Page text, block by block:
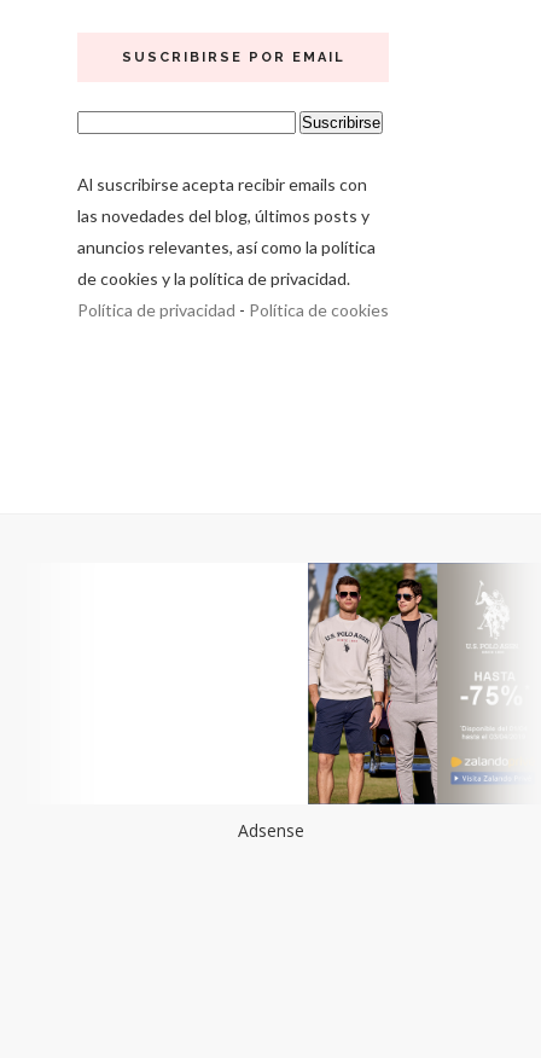
SUSCRIBIRSE POR EMAIL
Al suscribirse acepta recibir emails con
las novedades del blog, últimos posts y
anuncios relevantes, así como la política
de cookies y la política de privacidad.
Política de privacidad - Política de cookies
Adsense